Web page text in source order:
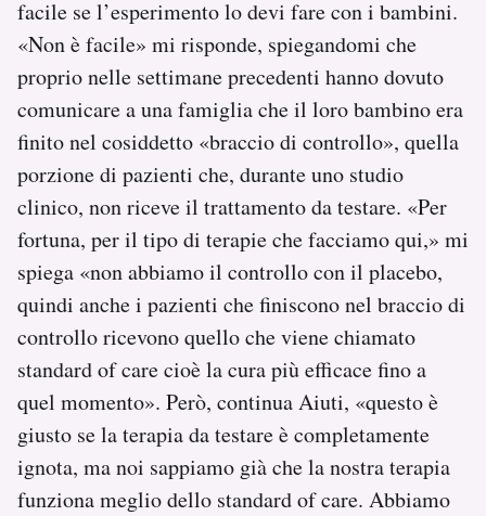
facile se l’esperimento lo devi fare con i bambini.
«Non è facile» mi risponde, spiegandomi che
proprio nelle settimane precedenti hanno dovuto
comunicare a una famiglia che il loro bambino era
finito nel cosiddetto «braccio di controllo», quella
porzione di pazienti che, durante uno studio
clinico, non riceve il trattamento da testare. «Per
fortuna, per il tipo di terapie che facciamo qui,» mi
spiega «non abbiamo il controllo con il placebo,
quindi anche i pazienti che finiscono nel braccio di
controllo ricevono quello che viene chiamato
standard of care cioè la cura più efficace fino a
quel momento». Però, continua Aiuti, «questo è
giusto se la terapia da testare è completamente
ignota, ma noi sappiamo già che la nostra terapia
funziona meglio dello standard of care. Abbiamo